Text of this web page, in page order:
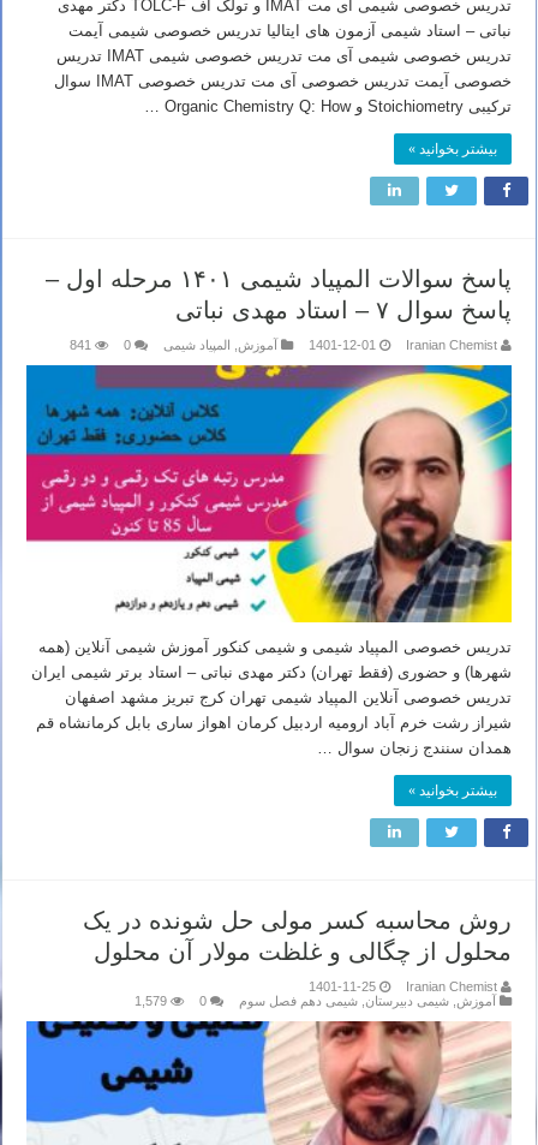
تدریس خصوصی شیمی آی مت IMAT و تولک اف TOLC-F دکتر مهدی
نباتی – استاد شیمی آزمون های ایتالیا تدریس خصوصی شیمی آیمت
تدریس خصوصی شیمی آی مت تدریس خصوصی شیمی IMAT تدریس
خصوصی آیمت تدریس خصوصی آی مت تدریس خصوصی IMAT سوال
ترکیبی Stoichiometry و Organic Chemistry Q: How …
بیشتر بخوانید »
پاسخ سوالات المپیاد شیمی ۱۴۰۱ مرحله اول –
پاسخ سوال ۷ – استاد مهدی نباتی
Iranian Chemist
1401-12-01 آموزش المپیاد شیمی 0
841
تدریس خصوصی المپیاد شیمی و شیمی کنکور آموزش شیمی آنلاین (همه
شهرها) و حضوری (فقط تهران) دکتر مهدی نباتی – استاد برتر شیمی ایران
تدریس خصوصی آنلاین المپیاد شیمی تهران کرج تبریز مشهد اصفهان
شیراز رشت خرم آباد ارومیه اردبیل کرمان اهواز ساری بابل کرمانشاه قم
همدان سنندج زنجان سوال …
بیشتر بخوانید »
روش محاسبه کسر مولی حل شونده در یک
محلول از چگالی و غلظت مولار آن محلول
Iranian Chemist
1401-11-25
آموزش شیمی دبیرستان شیمی دهم فصل سوم 0
1,579